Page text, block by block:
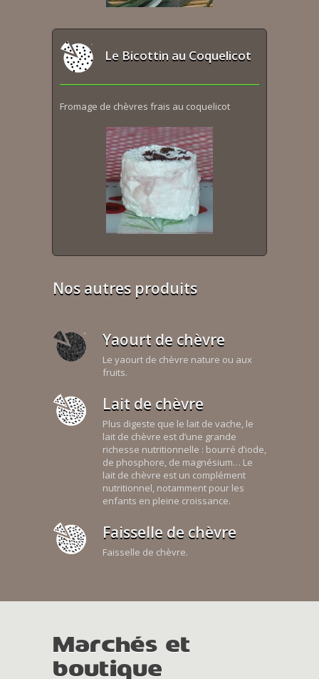
Le Bicottin au Coquelicot
Fromage de chèvres frais au coquelicot
Nos autres produits
Yaourt de chèvre
Le yaourt de chèvre nature ou aux
fruits.
Lait de chèvre
Plus digeste que le lait de vache, le
lait de chèvre est d’une grande
richesse nutritionnelle : bourré d’iode,
de phosphore, de magnésium… Le
lait de chèvre est un complément
nutritionnel, notamment pour les
enfants en pleine croissance.
Faisselle de chèvre
Faisselle de chèvre.
Marchés et
boutique